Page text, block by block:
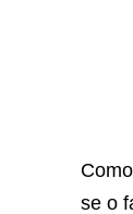
se o